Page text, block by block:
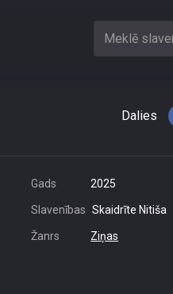
Meklē
Dalies
Gads 2025
Slavenības Skaidrīte Nitiša
Žanrs Ziņas